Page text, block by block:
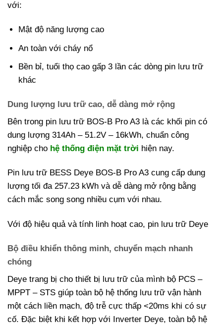
với:
Mật độ năng lượng cao
An toàn với cháy nổ
Bền bỉ, tuổi thọ cao gấp 3 lần các dòng pin lưu trữ
khác
Dung lượng lưu trữ cao, dễ dàng mở rộng
Bên trong pin lưu trữ BOS-B Pro A3 là các khối pin có
dung lượng 314Ah – 51.2V – 16kWh, chuẩn công
nghiệp cho hệ thống điện mặt trời hiện nay.
Pin lưu trữ BESS Deye BOS-B Pro A3 cung cấp dung
lượng tối đa 257.23 kWh và dễ dàng mở rộng bằng
cách mắc song song nhiều cụm với nhau.
Với độ hiệu quả và tính linh hoạt cao, pin lưu trữ Deye
Bộ điều khiển thông minh, chuyển mạch nhanh
chóng
Deye trang bị cho thiết bị lưu trữ của mình bộ PCS –
MPPT – STS giúp toàn bộ hệ thống lưu trữ vận hành
một cách liền mạch, độ trễ cực thấp <20ms khi có sự
cố. Đặc biệt khi kết hợp với Inverter Deye, toàn bộ hệ